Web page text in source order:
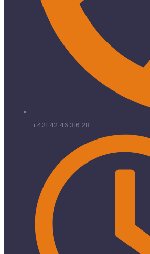
+421 42 46 316 28